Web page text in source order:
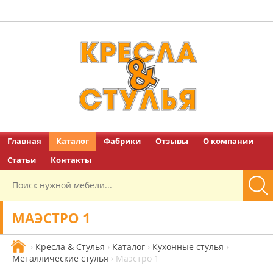
Главная Каталог Фабрики Отзывы
О компании
Статьи
Контакты
МАЭСТРО 1
› Кресла & Стулья › Каталог › Кухонные стулья ›
Металлические стулья › Маэстро 1